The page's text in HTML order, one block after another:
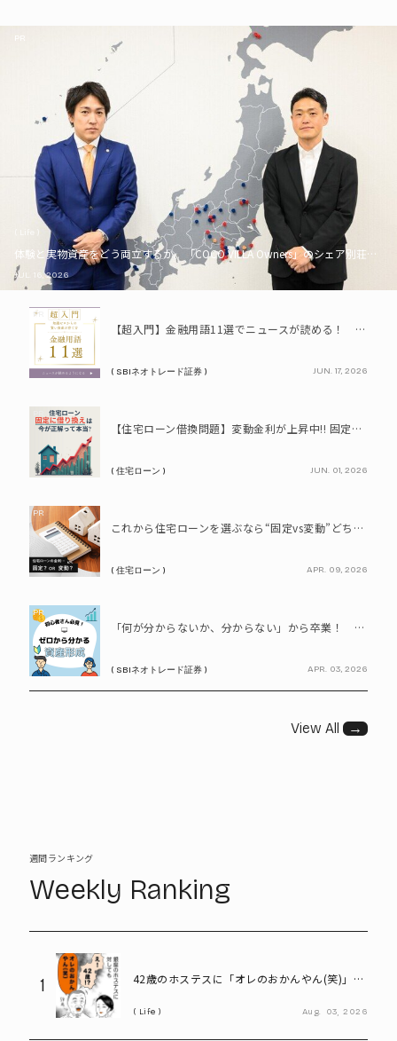
PR
体験と実物資産をどう両立するか。「COCO VILLA Owners」のシェア別荘とい
JUL. 16, 2026
PR
【超入門】金融用語11選でニュースが読める！ 知識ゼロからの賢い資産の育て方
( SBIネオトレード証券 ) JUN. 17, 2026
【住宅ローン借換問題】変動金利が上昇中!! 固定に借り換えるなら今が正解って本当? シミュレーションで比較してみよう
( 住宅ローン ) JUN. 01, 2026
PR
これから住宅ローンを選ぶなら“固定vs変動”どちらが正解? 9割が利用したいと答えた「いま決めなくてもいい」ローンとは!?
( 住宅ローン ) APR. 09, 2026
PR
「何が分からないか、分からない」から卒業！ SBIネオトレード証券で学ぶ、はじめての資産形成
( SBIネオトレード証券 ) APR. 03, 2026
View All →
週間ランキング
Weekly Ranking
1
42歳のホステスに「オレのおかんやん(笑)」と
Life Aug. 03, 2026